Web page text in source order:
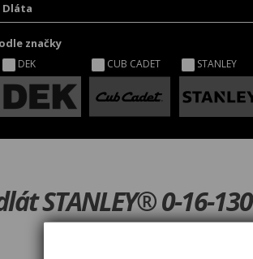
Dláta
značky
DEK CUB CADET STANLEY
STANLEY® 0-16-130